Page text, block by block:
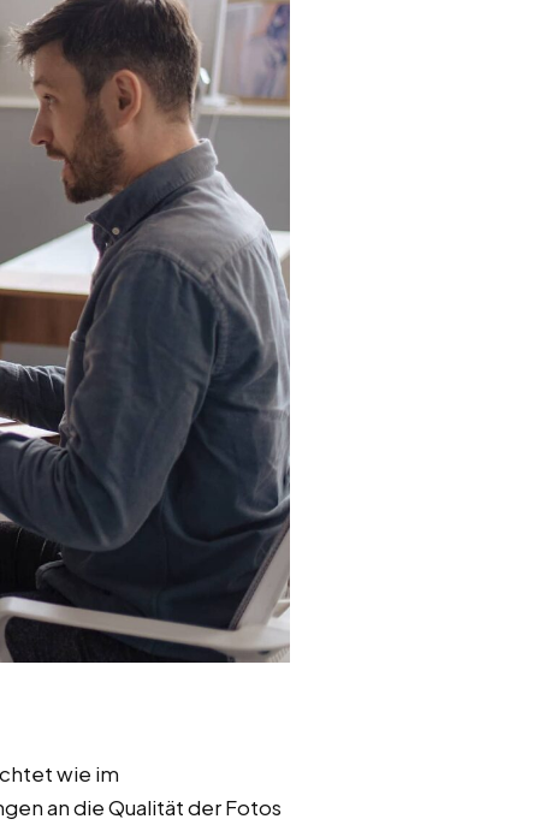
wie im
an die Qualität der Fotos